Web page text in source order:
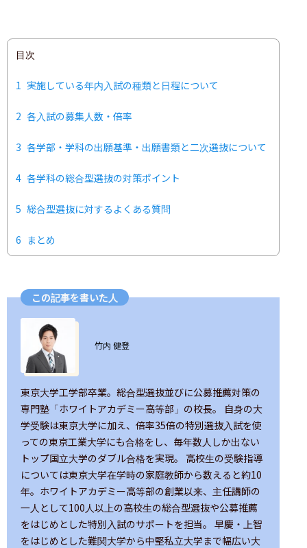
目次
1 実施している年内入試の種類と日程について
2 各入試の募集人数・倍率
3 各学部・学科の出願基準・出願書類と二次選抜について
4 各学科の総合型選抜の対策ポイント
5 総合型選抜に対するよくある質問
6 まとめ
この記事を書いた人
ユーザー画像の背景
竹内 健登
東京大学工学部卒業。総合型選抜並びに公募推薦対策の
専門塾「ホワイトアカデミー高等部」の校長。 自身の大
学受験は東京大学に加え、倍率35倍の特別選抜入試を使
っての東京工業大学にも合格をし、毎年数人しか出ない
トップ国立大学のダブル合格を実現。 高校生の受験指導
については東京大学在学時の家庭教師から数えると約10
年。ホワイトアカデミー高等部の創業以来、主任講師の
一人として100人以上の高校生の総合型選抜や公募推薦
をはじめとした特別入試のサポートを担当。 早慶・上智
をはじめとした難関大学から中堅私立大学まで幅広い大